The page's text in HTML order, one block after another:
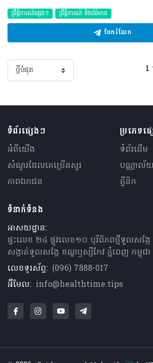
ព្រឹត្តិការណ៍ផ្សេងៗ ព្រឹត្តិការណ៍ និងព័ត៌មាន
ចែករំលែក
1
ទំព័រផ្សេងៗ
អំពីយើង
សំណួរ​ដែលគេ​ច្រើន​សួរ
ភាពឯកជន
ប្រភេទផ្
ទំព័រដើម
បណ្ណាល័យ
គ្លីនិក
ទំនាក់ទំនង
អាសយដ្ឋាន:
ផ្ទះលេខ ២៤ ផ្លូវលេខ១០ បុរីពិភពថ្មីទួលសង្ក
សង្កាត់ទួលសង្កែ ខណ្ឌឫស្សីកែវ ភ្នំពេញ កម្ពុជា
លេខទូរស័ព្ទ: (096) 7888-017
អ៊ីមែល: info@healthtime.tips